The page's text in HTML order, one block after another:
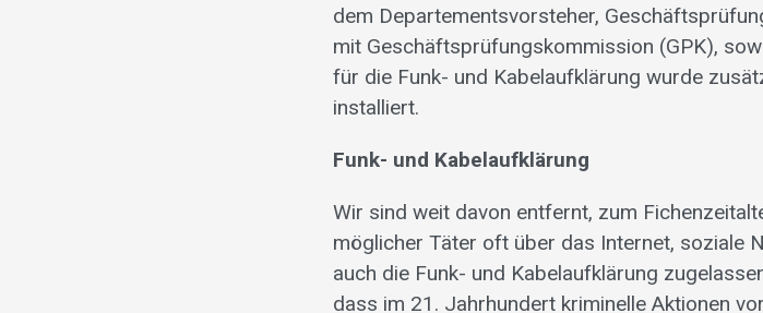
dem Departementsvorsteher,
mit Geschäftsprüfungskommission (GPK),
für die Funk- und Kabelaufklärung wurde
installiert.
Funk- und Kabelaufklärung
Wir sind weit davon entfernt, zum
möglicher Täter oft über das Internet, soziale
auch die Funk- und Kabelaufklärung
dass im 21. Jahrhundert kriminelle Aktionen